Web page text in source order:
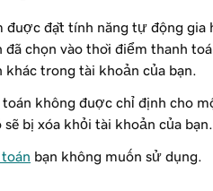
được đặt tính năng tự động gia
chọn vào thời điểm thanh
trong tài khoản của bạn.
không được chỉ định cho
bị xóa khỏi tài khoản của bạn.
bạn không muốn sử dụng.